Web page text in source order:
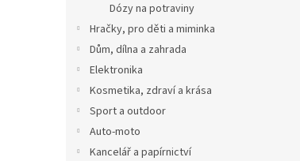
Dózy na potraviny
Hračky, pro děti a miminka
Dům, dílna a zahrada
Elektronika
Kosmetika, zdraví a krása
Sport a outdoor
Auto-moto
Kancelář a papírnictví